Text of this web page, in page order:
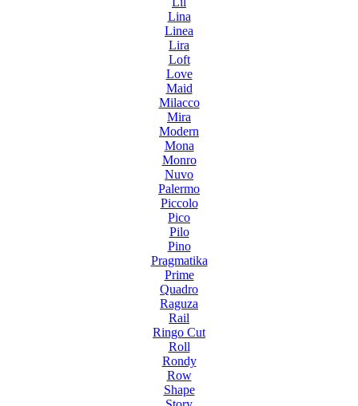
Lina
Linea
Lira
Loft
Love
Maid
Milacco
Mira
Modern
Mona
Monro
Nuvo
Palermo
Piccolo
Pico
Pilo
Pino
Pragmatika
Prime
Quadro
Raguza
Rail
Ringo Cut
Roll
Rondy
Row
Shape